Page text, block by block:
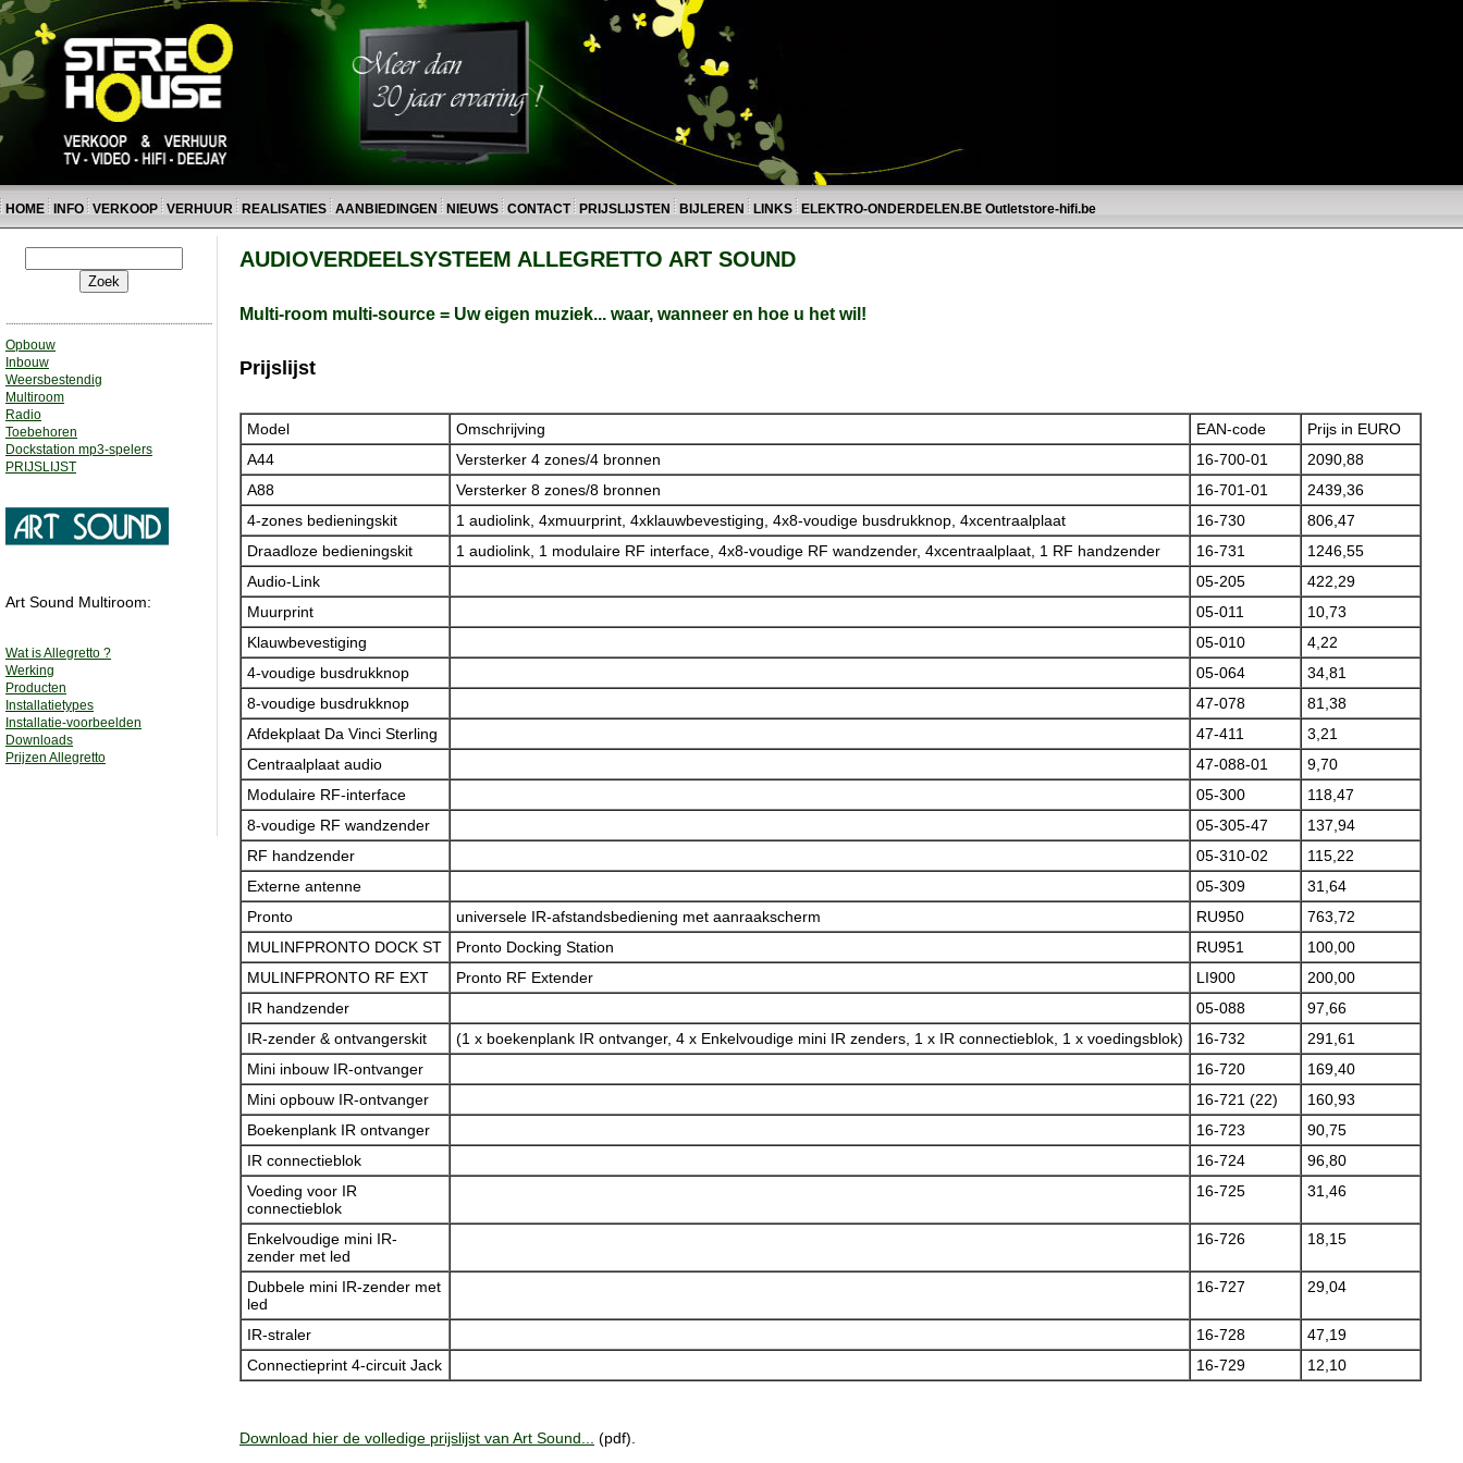
HOME INFO VERKOOP VERHUUR REALISATIES AANBIEDINGEN NIEUWS CONTACT PRIJSLIJSTEN BIJLEREN LINKS ELEKTRO-ONDERDELEN.BE Outletstore-hifi.be
Opbouw
Inbouw
Weersbestendig
Multiroom
Radio
Toebehoren
Dockstation mp3-spelers
PRIJSLIJST
Art Sound Multiroom:
Wat is Allegretto ?
Werking
Producten
Installatietypes
Installatie-voorbeelden
Downloads
Prijzen Allegretto
AUDIOVERDEELSYSTEEM ALLEGRETTO ART SOUND
Multi-room multi-source = Uw eigen muziek... waar, wanneer en hoe u het wil!
Prijslijst
Model Omschrijving EAN-code
Prijs in EURO
A44
Versterker 4 zones/4 bronnen 16-700-01
2090,88
A88
Versterker 8 zones/8 bronnen 16-701-01
2439,36
4-zones bedieningskit
1 audiolink, 4xmuurprint, 4xklauwbevestiging, 4x8-voudige busdrukknop, 4xcentraalplaat 16-730
806,47
Draadloze bedieningskit
1 audiolink, 1 modulaire RF interface, 4x8-voudige RF wandzender, 4xcentraalplaat, 1 RF handzender 16-731
1246,55
Audio-Link
05-205
422,29
Muurprint
05-011
10,73
Klauwbevestiging
05-010
4,22
4-voudige busdrukknop
05-064
34,81
8-voudige busdrukknop
47-078
81,38
Afdekplaat Da Vinci Sterling
47-411
3,21
Centraalplaat audio
47-088-01
9,70
Modulaire RF-interface
05-300
118,47
8-voudige RF wandzender
05-305-47
137,94
RF handzender
05-310-02
115,22
Externe antenne
05-309
31,64
Pronto
universele IR-afstandsbediening met aanraakscherm RU950
763,72
MULINFPRONTO DOCK ST
Pronto Docking Station RU951
100,00
MULINFPRONTO RF EXT
Pronto RF Extender LI900
200,00
IR handzender
05-088
97,66
IR-zender & ontvangerskit
(1 x boekenplank IR ontvanger, 4 x Enkelvoudige mini IR zenders, 1 x IR connectieblok, 1 x voedingsblok) 16-732
291,61
Mini inbouw IR-ontvanger
16-720
169,40
Mini opbouw IR-ontvanger
16-721 (22)
160,93
Boekenplank IR ontvanger
16-723
90,75
IR connectieblok
16-724
96,80
Voeding voor IR
connectieblok
16-725 31,46
Enkelvoudige mini IR-
zender met led
16-726 18,15
Dubbele mini IR-zender met
led
16-727 29,04
IR-straler 16-728
47,19
Connectieprint 4-circuit Jack
16-729 12,10
Download hier de volledige prijslijst van Art Sound... (pdf).